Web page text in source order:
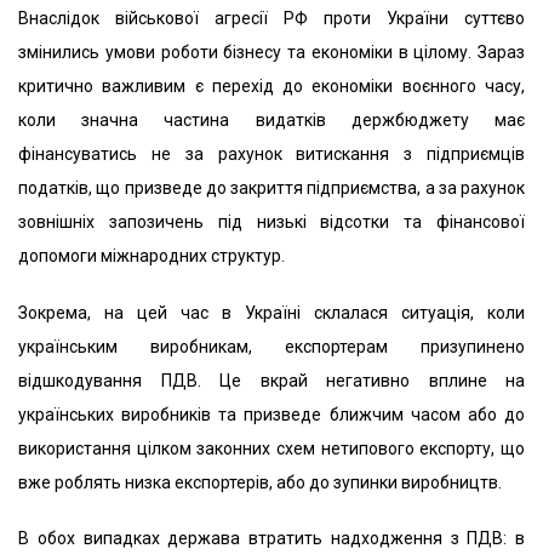
Внаслідок військової агресії РФ проти України суттєво
змінились умови роботи бізнесу та економіки в цілому. Зараз
критично важливим є перехід до економіки воєнного часу,
коли значна частина видатків держбюджету має
фінансуватись не за рахунок витискання з підприємців
податків, що призведе до закриття підприємства, а за рахунок
зовнішніх запозичень під низькі відсотки та фінансової
допомоги міжнародних структур.
Зокрема, на цей час в Україні склалася ситуація, коли
українським виробникам, експортерам призупинено
відшкодування ПДВ. Це вкрай негативно вплине на
українських виробників та призведе ближчим часом або до
використання цілком законних схем нетипового експорту, що
вже роблять низка експортерів, або до зупинки виробництв.
В обох випадках держава втратить надходження з ПДВ: в